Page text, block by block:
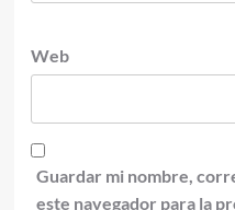
Web
Guardar mi nombre,
este navegador para la